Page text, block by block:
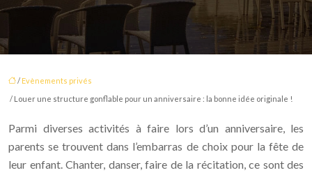
/ Evènements privés
/ Louer une structure gonflable pour un anniversaire : la bonne idée originale !
Parmi diverses activités à faire lors d’un anniversaire, les
parents se trouvent dans l’embarras de choix pour la fête de
leur enfant. Chanter, danser, faire de la récitation, ce sont des